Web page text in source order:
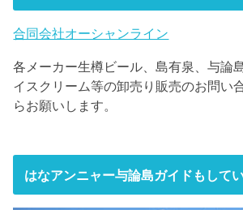
合同会社オーシャンライン
各メーカー生樽ビール、島有泉、与論
イスクリーム等の卸売り販売のお問い
らお願いします。
はなアンニャー与論島ガイドもして